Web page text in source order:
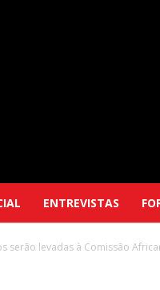
ENTREVISTAS
serão levadas à Comissão